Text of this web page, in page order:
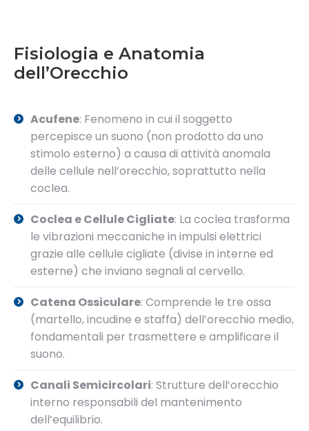
Fisiologia e Anatomia
dell’Orecchio
Acufene: Fenomeno in cui il soggetto
percepisce un suono (non prodotto da uno
stimolo esterno) a causa di attività anomala
delle cellule nell’orecchio, soprattutto nella
coclea.
Coclea e Cellule Cigliate: La coclea trasforma
le vibrazioni meccaniche in impulsi elettrici
grazie alle cellule cigliate (divise in interne ed
esterne) che inviano segnali al cervello.
Catena Ossiculare: Comprende le tre ossa
(martello, incudine e staffa) dell’orecchio medio,
fondamentali per trasmettere e amplificare il
suono.
Canali Semicircolari: Strutture dell’orecchio
interno responsabili del mantenimento
dell’equilibrio.